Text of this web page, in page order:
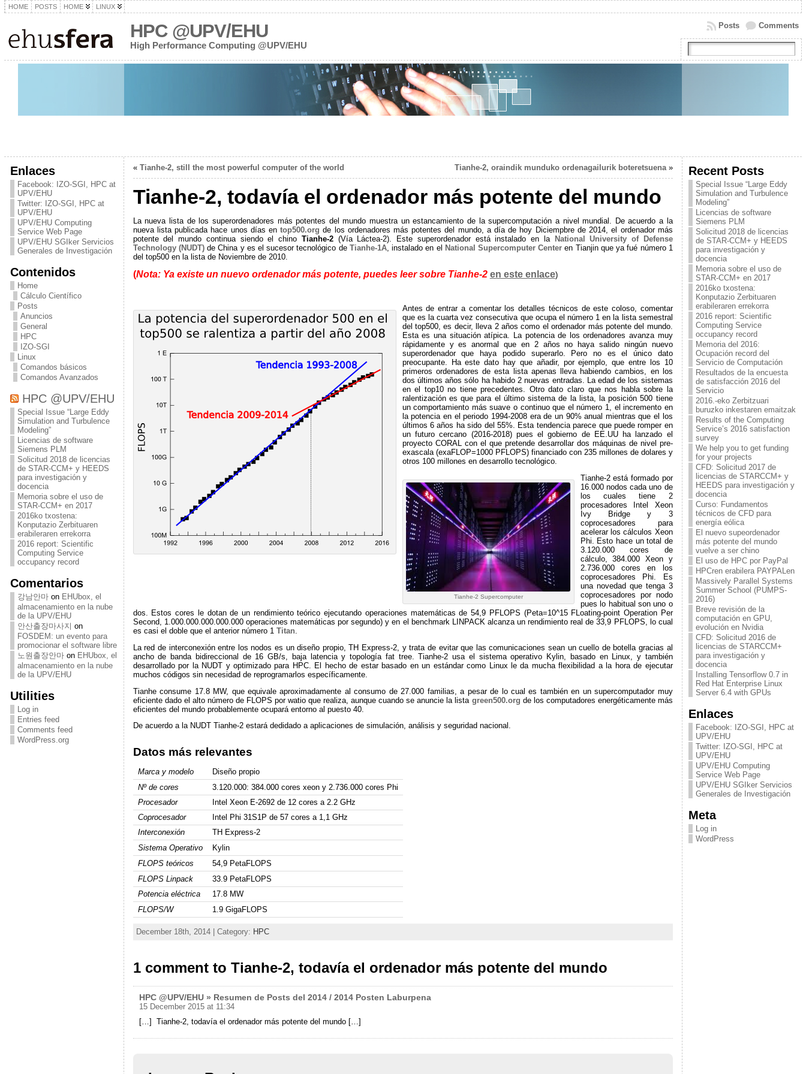
HOME POSTS HOME LINUX
HPC @UPV/EHU
High Performance Computing @UPV/EHU
Comments
Posts
Enlaces
Facebook: IZO-SGI, HPC at
UPV/EHU
Twitter: IZO-SGI, HPC at
UPV/EHU
UPV/EHU Computing
Service Web Page
UPV/EHU SGIker Servicios
Generales de Investigación
Contenidos
Home
Cálculo Científico
Posts
Anuncios
General
HPC
IZO-SGI
Linux
Comandos básicos
Comandos Avanzados
HPC @UPV/EHU
Special Issue “Large Eddy
Simulation and Turbulence
Modeling”
Licencias de software
Siemens PLM
Solicitud 2018 de licencias
de STAR-CCM+ y HEEDS
para investigación y
docencia
Memoria sobre el uso de
STAR-CCM+ en 2017
2016ko txostena:
Konputazio Zerbituaren
erabileraren errekorra
2016 report: Scientific
Computing Service
occupancy record
Comentarios
강남안마on EHUbox, el
almacenamiento en la nube
de la UPV/EHU
안산출장마사지 on
FOSDEM: un evento para
promocionar el software libre
노원출장안마on EHUbox, el
almacenamiento en la nube
de la UPV/EHU
Utilities
Log in
Entries feed
Comments feed
WordPress.org
« Tianhe-2, still the most powerful computer of the world Tianhe-2, oraindik munduko ordenagailurik boteretsuena»
Tianhe-2, todavía el ordenador más potente del mundo
La nueva lista de los superordenadores más potentes del mundo muestra un estancamiento de la supercomputación a nivel mundial. De acuerdo a la
nueva lista publicada hace unos días entop500.org de los ordenadores más potentes del mundo, a día de hoy Diciempbre de 2014, el ordenador más
potente del mundo continua siendo el chino Tianhe-2(Vía Láctea-2). Este superordenador está instalado en la
National University of Defense
Technology (NUDT)de China y es el sucesor tecnológico de Tianhe-1A, instalado en el National Supercomputer Center en Tianjin que ya fué número 1
del top500 en la lista de Noviembre de 2010.
(Nota: Ya existe un nuevo ordenador más potente, puedes leer sobre Tianhe-2 en este enlace)
Antes de entrar a comentar los detalles técnicos de este coloso, comentar
que es la cuarta vez consecutiva que ocupa el número 1 en la lista semestral
del top500, es decir, lleva 2 años como el ordenador más potente del mundo.
Esta es una situación atípica. La potencia de los ordenadores avanza muy
rápidamente y es anormal que en 2 años no haya salido ningún nuevo
superordenador que haya podido superarlo. Pero no es el único dato
preocupante. Ha este dato hay que añadir, por ejemplo, que entre los 10
primeros ordenadores de esta lista apenas lleva habiendo cambios, en los
dos últimos años sólo ha habido 2 nuevas entradas. La edad de los sistemas
en el top10 no tiene precedentes. Otro dato claro que nos habla sobre la
ralentización es que para el último sistema de la lista, la posición 500 tiene
un comportamiento más suave o continuo que el número 1, el incremento en
la potencia en el periodo 1994-2008 era de un 90% anual mientras que el los
últimos 6 años ha sido del 55%. Esta tendencia parece que puede romper en
un futuro cercano (2016-2018) pues el gobierno de EE.UU ha lanzado el
proyecto CORAL con el que pretende desarrollar dos máquinas de nivel pre-
exascala (exaFLOP=1000 PFLOPS) financiado con 235 millones de dolares y
otros 100 millones en desarrollo tecnológico.
Tianhe-2 Supercomputer
Tianhe-2 está formado por
16.000 nodos cada uno de
los cuales tiene 2
procesadores Intel Xeon
Ivy Bridge y 3
coprocesadores para
acelerar los cálculos Xeon
Phi. Esto hace un total de
3.120.000 cores de
cálculo, 384.000 Xeon y
2.736.000 cores en los
coprocesadores Phi. Es
una novedad que tenga 3
coprocesadores por nodo
pues lo habitual son uno o
dos. Estos cores le dotan de un rendimiento teórico ejecutando operaciones matemáticas de 54,9 PFLOPS (Peta=10^15 FLoating-point Operation Per
Second, 1.000.000.000.000.000 operaciones matemáticas por segundo) y en el benchmark LINPACK alcanza un rendimiento real de 33,9 PFLOPS, lo cual
es casi el doble que el anterior número 1 Titan
La red de interconexión entre los nodos es un diseño propio, TH Express-2, y trata de evitar que las comunicaciones sean un cuello de botella gracias al
ancho de banda bidireccional de 16 GB/s, baja latencia y topología fat tree. Tianhe-2 usa el sistema operativo Kylin, basado en Linux, y también
desarrollado por la NUDT y optimizado para HPC. El hecho de estar basado en un estándar como Linux le da mucha flexibilidad a la hora de ejecutar
muchos códigos sin necesidad de reprogramarlos específicamente.
Tianhe consume 17.8 MW, que equivale aproximadamente al consumo de 27.000 familias, a pesar de lo cual es también en un supercomputador muy
eficiente dado el alto número de FLOPS por watio que realiza, aunque cuando se anuncie la lista green500.org de los computadores energéticamente más
eficientes del mundo probablemente ocupará entorno al puesto 40.
De acuerdo a la NUDT Tianhe-2 estará dedidado a aplicaciones de simulación, análisis y seguridad nacional.
Datos más relevantes
Marca y modelo
Diseño propio
Nº de cores
3.120.000: 384.000 cores xeon y 2.736.000 cores Phi
Procesador
Intel Xeon E-2692 de 12 cores a 2.2 GHz
Coprocesador
Intel Phi 31S1P de 57 cores a 1,1 GHz
Interconexión
TH Express-2
Sistema Operativo
Kylin
FLOPS teóricos
54,9 PetaFLOPS
FLOPS Linpack
33.9 PetaFLOPS
Potencia eléctrica
17.8 MW
FLOPS/W
1.9 GigaFLOPS
December 18th, 2014 | Category: HPC
1 comment to Tianhe-2, todavía el ordenador más potente del mundo
HPC @UPV/EHU » Resumen de Posts del 2014 / 2014 Posten Laburpena
15 December 2015 at 11:34
[…] Tianhe-2, todavía el ordenador más potente del mundo […]
Recent Posts
Special Issue “Large Eddy
Simulation and Turbulence
Modeling”
Licencias de software
Siemens PLM
Solicitud 2018 de licencias
de STAR-CCM+ y HEEDS
para investigación y
docencia
Memoria sobre el uso de
STAR-CCM+ en 2017
2016ko txostena:
Konputazio Zerbituaren
erabileraren errekorra
2016 report: Scientific
Computing Service
occupancy record
Memoria del 2016:
Ocupación record del
Servicio de Computación
Resultados de la encuesta
de satisfacción 2016 del
Servicio
2016.-eko Zerbitzuari
buruzko inkestaren emaitzak
Results of the Computing
Service’s 2016 satisfaction
survey
We help you to get funding
for your projects
CFD: Solicitud 2017 de
licencias de STARCCM+ y
HEEDS para investigación y
docencia
Curso: Fundamentos
técnicos de CFD para
energía eólica
El nuevo supeordenador
más potente del mundo
vuelve a ser chino
El uso de HPC por PayPal
HPCren erabilera PAYPALen
Massively Parallel Systems
Summer School (PUMPS-
2016)
Breve revisión de la
computación en GPU,
evolución en Nvidia
CFD: Solicitud 2016 de
licencias de STARCCM+
para investigación y
docencia
Installing Tensorflow 0.7 in
Red Hat Enterprise Linux
Server 6.4 with GPUs
Enlaces
Facebook: IZO-SGI, HPC at
UPV/EHU
Twitter: IZO-SGI, HPC at
UPV/EHU
UPV/EHU Computing
Service Web Page
UPV/EHU SGIker Servicios
Generales de Investigación
Meta
Log in
WordPress